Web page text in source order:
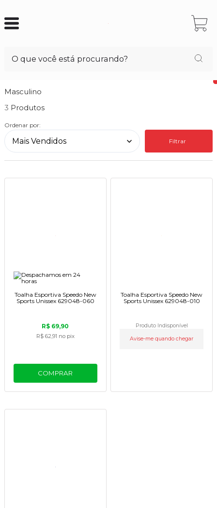
Masculino
3
Ordenar por:
Filtrar
Toalha Esportiva Speedo New
Sports Unissex 629048-060
R$ 69,90
R$ 62,91 no pix
COMPRAR
Toalha Esportiva Speedo New
Sports Unissex 629048-010
Produto Indisponível
Avise-me quando chegar